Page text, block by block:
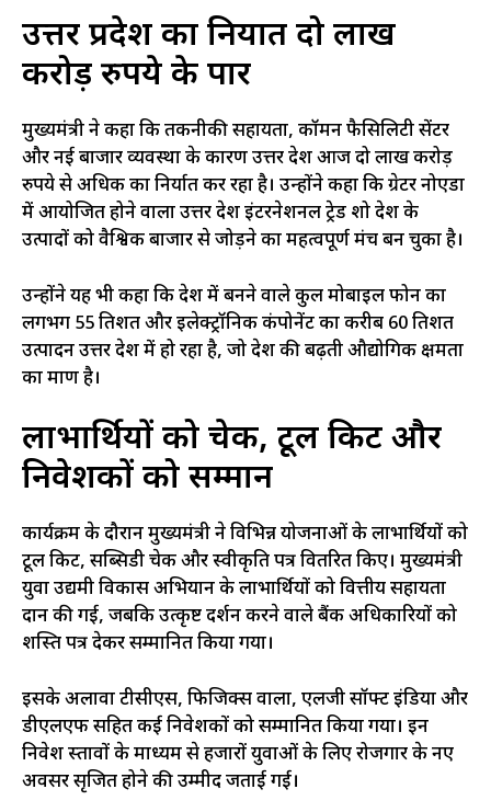
उत्तर प्रदेश का निर्यात दो लाख
करोड़ रुपये के पार
मुख्यमंत्री ने कहा कि तकनीकी सहायता, कॉमन फैसिलिटी सेंटर
और नई बाजार व्यवस्था के कारण उत्तर प्रदेश आज दो लाख करोड़
रुपये से अधिक का निर्यात कर रहा है। उन्होंने कहा कि ग्रेटर नोएडा
में आयोजित होने वाला उत्तर प्रदेश इंटरनेशनल ट्रेड शो प्रदेश के
उत्पादों को वैश्विक बाजार से जोड़ने का महत्वपूर्ण मंच बन चुका है।
उन्होंने यह भी कहा कि देश में बनने वाले कुल मोबाइल फोन का
लगभग 55 प्रतिशत और इलेक्ट्रॉनिक कंपोनेंट का करीब 60 प्रतिशत
उत्पादन उत्तर प्रदेश में हो रहा है, जो प्रदेश की बढ़ती औद्योगिक क्षमता
का प्रमाण है।
लाभार्थियों को चेक, टूल किट और
निवेशकों को सम्मान
कार्यक्रम के दौरान मुख्यमंत्री ने विभिन्न योजनाओं के लाभार्थियों को
टूल किट, सब्सिडी चेक और स्वीकृति पत्र वितरित किए। मुख्यमंत्री
युवा उद्यमी विकास अभियान के लाभार्थियों को वित्तीय सहायता
प्रदान की गई, जबकि उत्कृष्ट प्रदर्शन करने वाले बैंक अधिकारियों को
प्रशस्ति पत्र देकर सम्मानित किया गया।
इसके अलावा टीसीएस, फिजिक्स वाला, एलजी सॉफ्ट इंडिया और
डीएलएफ सहित कई निवेशकों को सम्मानित किया गया। इन
निवेश प्रस्तावों के माध्यम से हजारों युवाओं के लिए रोजगार के नए
अवसर सृजित होने की उम्मीद जताई गई।